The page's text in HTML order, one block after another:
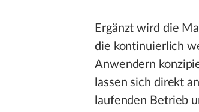
Ergänzt wird die
die kontinuierlich
Anwendern
lassen sich direkt
laufenden Betrieb